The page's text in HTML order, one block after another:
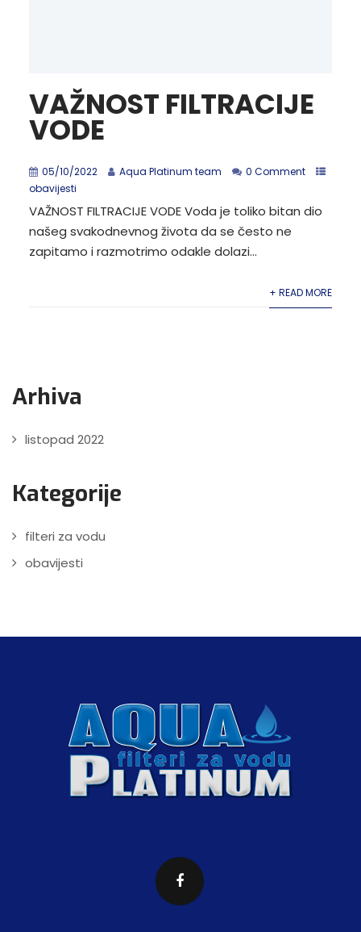
VAŽNOST FILTRACIJE
VODE
05/10/2022 Aqua Platinum team
0 Comment
obavijesti
VAŽNOST FILTRACIJE VODE Voda je toliko bitan dio
našeg svakodnevnog života da se često ne
zapitamo i razmotrimo odakle dolazi...
+ READ MORE
Arhiva
listopad 2022
Kategorije
filteri za vodu
obavijesti